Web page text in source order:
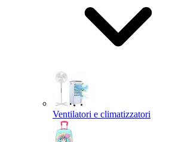
Ventilatori e climatizzatori